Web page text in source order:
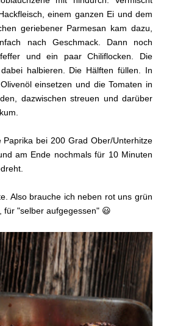
einem ganzen Ei und dem
geriebener Parmesan kam dazu,
nach Geschmack. Dann noch
und ein paar Chiliflocken. Die
halbieren. Die Hälften füllen. In
einsetzen und die Tomaten in
dazwischen streuen und darüber
bei 200 Grad Ober/Unterhitze
am Ende nochmals für 10 Minuten
Also brauche ich neben rot uns grün
für "selber aufgegessen" 😃